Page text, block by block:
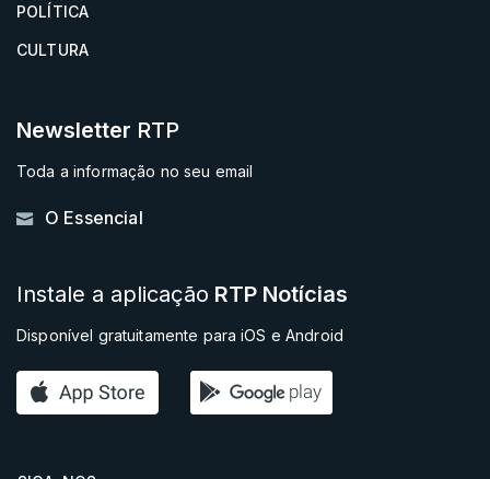
POLÍTICA
CULTURA
Newsletter RTP
Toda a informação no seu email
O Essencial
Instale a aplicação RTP Notícias
Disponível gratuitamente para iOS e Android